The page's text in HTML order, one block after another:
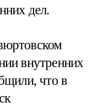
дел.
внутренних
что в